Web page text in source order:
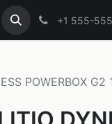
+1 555-
POWERBOX G2